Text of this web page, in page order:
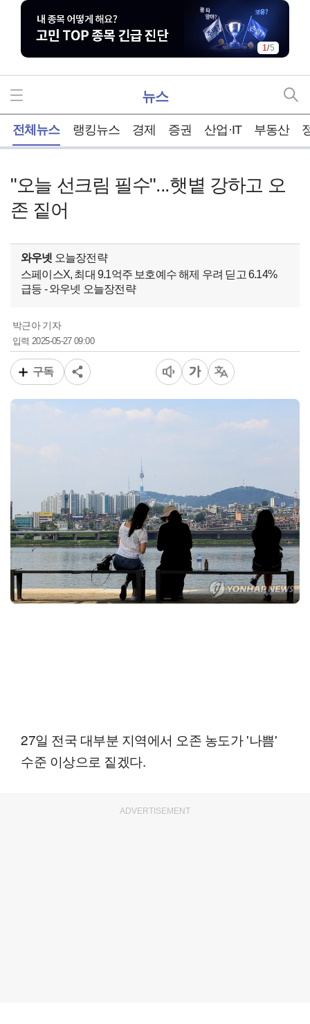
1/5
뉴스
전체뉴스 랭킹뉴스 경제 증권 산업·IT 부동산
"오늘 선크림 필수"...햇볕 강하고 오
존 짙어
와우넷 오늘장전략
스페이스X, 최대 9.1억주 보호예수 해제 우려 딛고 6.14%
급등 - 와우넷 오늘장전략
박근아 기자
입력2025-05-27 09:00
구독
27일 전국 대부분 지역에서 오존 농도가 '나쁨'
수준 이상으로 짙겠다.
ADVERTISEMENT